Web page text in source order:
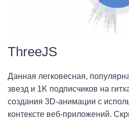
ThreeJS
Данная легковесная,
звезд и 1K подписчиков на
создания 3D-анимации с
контексте веб-приложений.